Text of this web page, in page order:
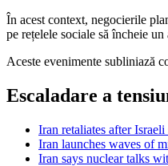
În acest context, negocierile
pe rețelele sociale să încheie
Aceste evenimente subliniază
Escaladare a
Iran retaliates after
Iran launches waves of
Iran says nuclear talks